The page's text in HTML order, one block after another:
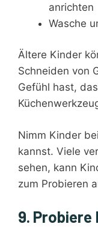
anrichten
Wasche
Ältere Kinder
Schneiden von
Gefühl hast,
Nimm Kinder
kannst. Viele
sehen, kann
zum Probieren
9. Probiere